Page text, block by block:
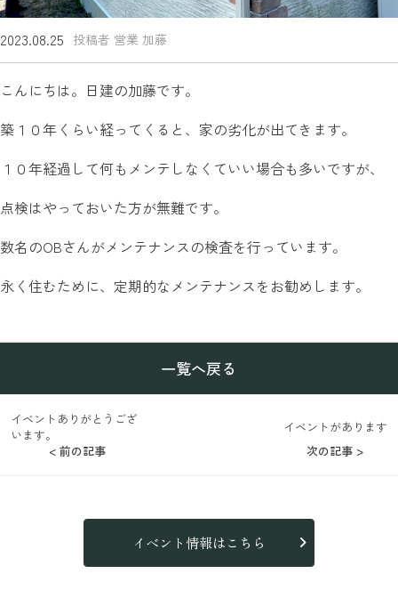
2023.08.25 投稿者 営業 加藤
こんにちは。日建の加藤です。
築１０年くらい経ってくると、家の劣化が出てきます。
１０年経過して何もメンテしなくていい場合も多いですが、
点検はやっておいた方が無難です。
数名のOBさんがメンテナンスの検査を行っています。
永く住むために、定期的なメンテナンスをお勧めします。
< 前の記事
イベントありがとうござ
います。
一覧へ戻る
イベントがあります
次の記事 >
イベント情報はこちら